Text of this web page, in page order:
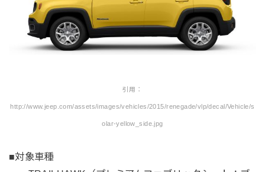
引用：
http://www.jeep.com/assets/images/vehicles/2015/renegade/vlp/decal/Vehicle/s
olar-yellow_side.jpg
■対象車種